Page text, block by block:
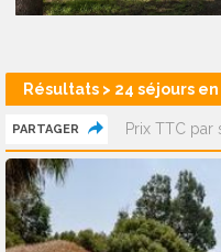
Résultats > 24 séjours
PARTAGER Prix TTC par